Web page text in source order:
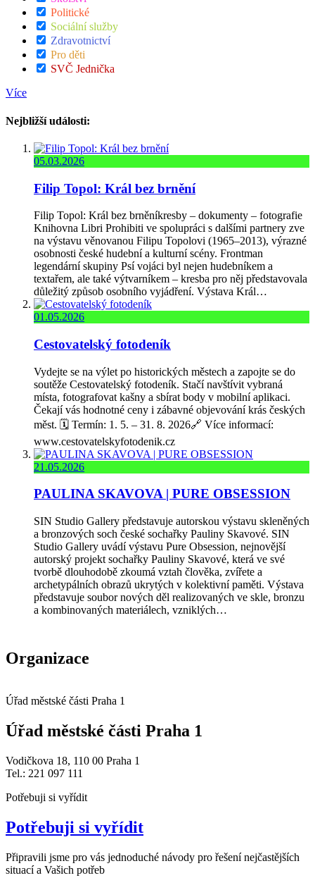
Politické
Sociální služby
Zdravotnictví
Pro děti
SVČ Jednička
Více
Nejbližší události:
05.03.2026
Filip Topol: Král bez brnění
Filip Topol: Král bez brněníkresby – dokumenty – fotografie
Knihovna Libri Prohibiti ve spolupráci s dalšími partnery zve
na výstavu věnovanou Filipu Topolovi (1965–2013), výrazné
osobnosti české hudební a kulturní scény. Frontman
legendární skupiny Psí vojáci byl nejen hudebníkem a
textařem, ale také výtvarníkem – kresba pro něj představovala
důležitý způsob osobního vyjádření. Výstava Král…
01.05.2026
Cestovatelský fotodeník
Vydejte se na výlet po historických městech a zapojte se do
soutěže Cestovatelský fotodeník. Stačí navštívit vybraná
místa, fotografovat kašny a sbírat body v mobilní aplikaci.
Čekají vás hodnotné ceny i zábavné objevování krás českých
měst. 🗓️ Termín: 1. 5. – 31. 8. 2026🔗 Více informací:
www.cestovatelskyfotodenik.cz
21.05.2026
PAULINA SKAVOVA | PURE OBSESSION
SIN Studio Gallery představuje autorskou výstavu skleněných
a bronzových soch české sochařky Pauliny Skavové. SIN
Studio Gallery uvádí výstavu Pure Obsession, nejnovější
autorský projekt sochařky Pauliny Skavové, která ve své
tvorbě dlouhodobě zkoumá vztah člověka, zvířete a
archetypálních obrazů ukrytých v kolektivní paměti. Výstava
představuje soubor nových děl realizovaných ve skle, bronzu
a kombinovaných materiálech, vzniklých…
Organizace
Úřad městské části Praha 1
Úřad městské části Praha 1
Vodičkova 18, 110 00 Praha 1
Tel.: 221 097 111
Potřebuji si vyřídit
Potřebuji si vyřídit
Připravili jsme pro vás jednoduché návody pro řešení nejčastějších
situací a Vašich potřeb